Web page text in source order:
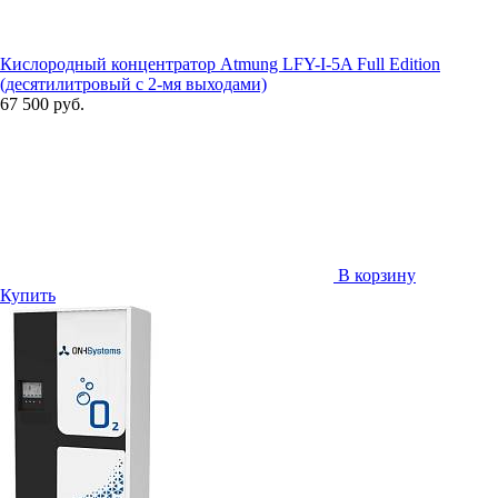
Кислородный концентратор Atmung LFY-I-5A Full Edition
(десятилитровый с 2-мя выходами)
67 500 руб.
В корзину
Купить